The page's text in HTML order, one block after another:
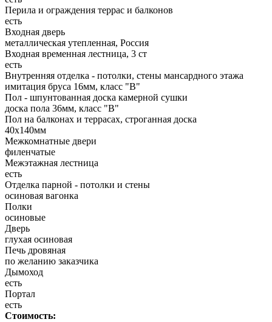
Перила и ограждения террас и балконов
есть
Входная дверь
металлическая утепленная, Россия
Входная временная лестница, 3 ст
есть
Внутренняя отделка - потолки, стены мансардного этажа
имитация бруса 16мм, класс "В"
Пол - шпунтованная доска камерной сушки
доска пола 36мм, класс "B"
Пол на балконах и террасах, строганная доска
40x140мм
Межкомнатные двери
филенчатые
Межэтажная лестница
есть
Отделка парной - потолки и стены
осиновая вагонка
Полки
осиновые
Дверь
глухая осиновая
Печь дровяная
по желанию заказчика
Дымоход
есть
Портал
есть
Стоимость: